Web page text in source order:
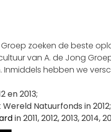
zoeken de beste
van A. de Jong
hebben we
en 2013;
Natuurfonds in 2012;
in 2011, 2012, 2013, 2014,